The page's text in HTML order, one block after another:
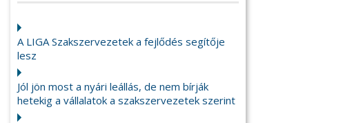
A LIGA Szakszervezetek a fejlődés segítője
lesz
Jól jön most a nyári leállás, de nem bírják
hetekig a vállalatok a szakszervezetek szerint